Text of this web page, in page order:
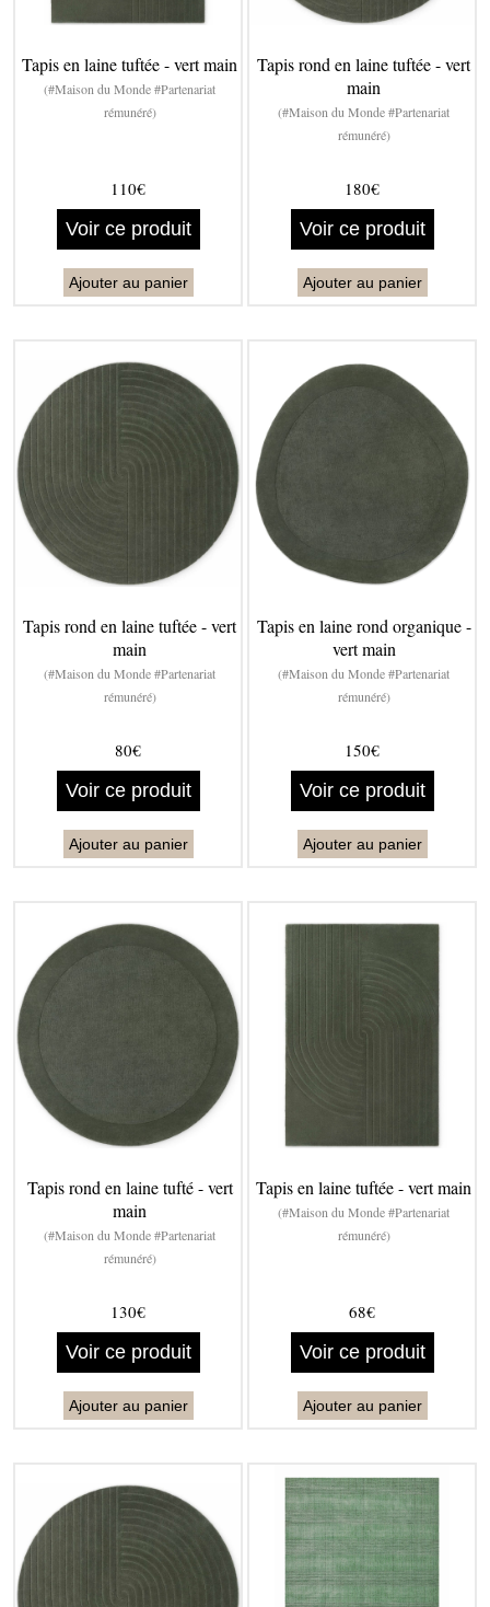
Tapis en laine tuftée - vert main
(#Maison du Monde #Partenariat
rémunéré)
110€
Voir ce produit
Ajouter au panier
Tapis rond en laine tuftée - vert
main
(#Maison du Monde #Partenariat
rémunéré)
180€
Voir ce produit
Ajouter au panier
Tapis rond en laine tuftée - vert
main
(#Maison du Monde #Partenariat
rémunéré)
80€
Voir ce produit
Ajouter au panier
Tapis en laine rond organique -
vert main
(#Maison du Monde #Partenariat
rémunéré)
150€
Voir ce produit
Ajouter au panier
Tapis rond en laine tufté - vert
main
(#Maison du Monde #Partenariat
rémunéré)
130€
Voir ce produit
Ajouter au panier
Tapis en laine tuftée - vert main
(#Maison du Monde #Partenariat
rémunéré)
68€
Voir ce produit
Ajouter au panier